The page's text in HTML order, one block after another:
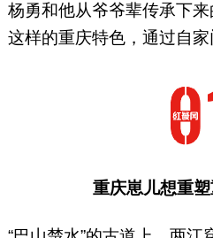
杨勇和他从爷爷辈传承下
这样的重庆特色，通过自家
重庆崽儿想重